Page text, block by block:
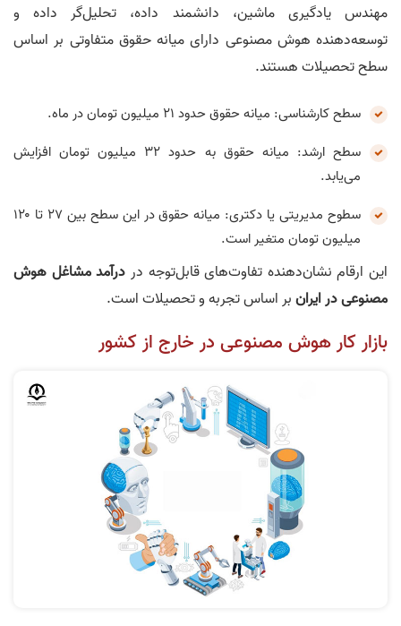
مهندس یادگیری ماشین، دانشمند داده، تحلیل‌گر داده و
توسعه‌دهنده هوش مصنوعی دارای میانه حقوق متفاوتی بر اساس
سطح تحصیلات هستند.
سطح کارشناسی: میانه حقوق حدود ۲۱ میلیون تومان در ماه.
سطح ارشد: میانه حقوق به حدود ۳۲ میلیون تومان افزایش
می‌یابد.
سطوح مدیریتی یا دکتری: میانه حقوق در این سطح بین ۲۷ تا ۱۲۰
میلیون تومان متغیر است.
این ارقام نشان‌دهنده تفاوت‌های قابل‌توجه در درآمد مشاغل هوش
مصنوعی در ایرانبر اساس تجربه و تحصیلات است.
بازار کار هوش مصنوعی در خارج از کشور